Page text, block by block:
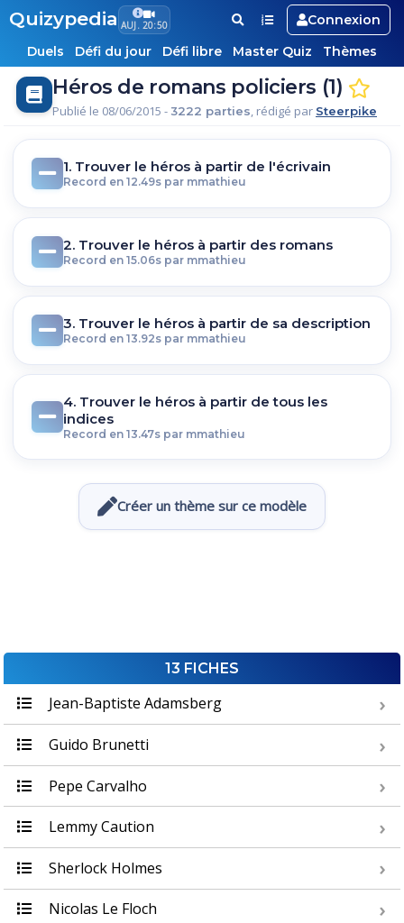
Quizypedia AUJ. 20:50
Connexion
Duels
Défi du jour Défi libre Master Quiz Thèmes
Héros de romans policiers (1)
Publié le 08/06/2015 - 3222 parties, rédigé par Steerpike
1. Trouver le héros à partir de l'écrivain
Record en 12.49s par mmathieu
2. Trouver le héros à partir des romans
Record en 15.06s par mmathieu
3. Trouver le héros à partir de sa description
Record en 13.92s par mmathieu
4. Trouver le héros à partir de tous les
indices
Record en 13.47s par mmathieu
Créer un thème sur ce modèle
13 FICHES
Jean-Baptiste Adamsberg
Guido Brunetti
Pepe Carvalho
Lemmy Caution
Sherlock Holmes
Nicolas Le Floch